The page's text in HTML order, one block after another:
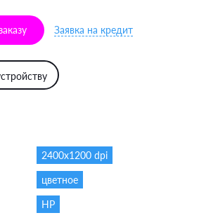
Заявка на кредит
2400x1200 dpi
цветное
HP